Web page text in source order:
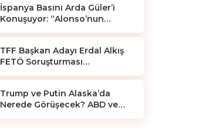
İspanya Basını Arda Güler’i
Konuşuyor: “Alonso’nun
TFF Başkan Adayı Erdal Alkış
FETÖ Soruşturması
Trump ve Putin Alaska’da
Nerede Görüşecek? ABD ve